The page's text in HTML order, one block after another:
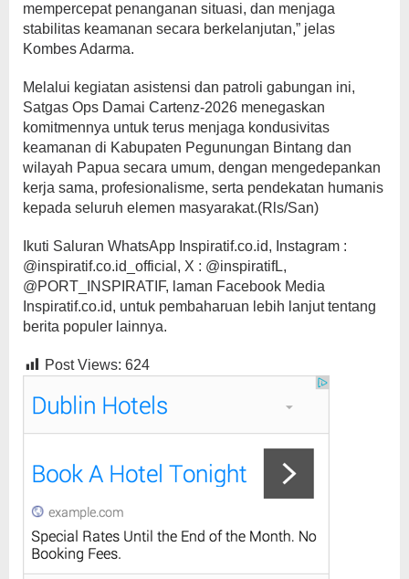
mempercepat penanganan situasi, dan menjaga
stabilitas keamanan secara berkelanjutan,” jelas
Kombes Adarma.
Melalui kegiatan asistensi dan patroli gabungan ini,
Satgas Ops Damai Cartenz-2026 menegaskan
komitmennya untuk terus menjaga kondusivitas
keamanan di Kabupaten Pegunungan Bintang dan
wilayah Papua secara umum, dengan mengedepankan
kerja sama, profesionalisme, serta pendekatan humanis
kepada seluruh elemen masyarakat.(Rls/San)
Ikuti Saluran WhatsApp Inspiratif.co.id, Instagram :
@inspiratif.co.id_official, X : @inspiratifL,
@PORT_INSPIRATIF, laman Facebook Media
Inspiratif.co.id, untuk pembaharuan lebih lanjut tentang
berita populer lainnya.
Post Views: 624